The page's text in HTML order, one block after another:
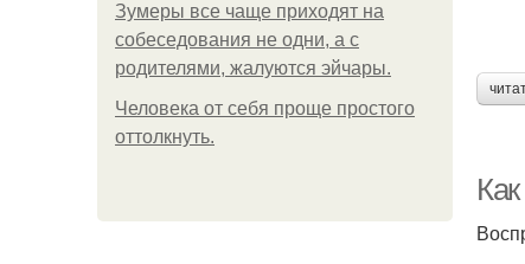
Зумеры все чаще приходят на
собеседования не одни, а с
родителями, жалуются эйчары.
Человека от себя проще простого
оттолкнуть.